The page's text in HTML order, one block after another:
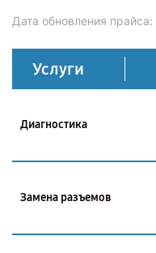
Дата обновления прайса:
Услуги
Диагностика
Замена разъемов